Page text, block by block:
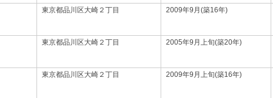
東京都品川区大崎２丁目 2009年9月(築16年)
東京都品川区大崎２丁目 2005年9月上旬(築20年)
東京都品川区大崎２丁目 2009年9月上旬(築16年)